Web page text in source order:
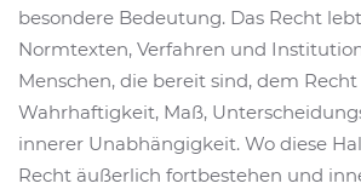
besondere Bedeutung. Das Recht
Normtexten, Verfahren und
Menschen, die bereit sind, dem
Wahrhaftigkeit, Maß,
innerer Unabhängigkeit. Wo diese
Recht äußerlich fortbestehen und